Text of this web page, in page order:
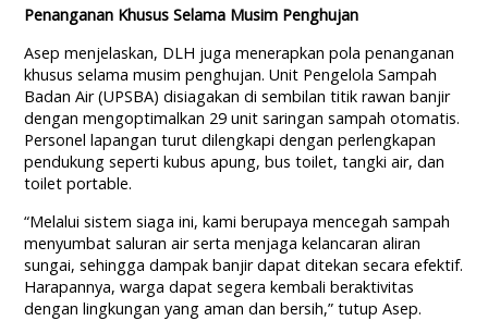
Penanganan Khusus Selama Musim Penghujan
Asep menjelaskan, DLH juga menerapkan pola penanganan
khusus selama musim penghujan. Unit Pengelola Sampah
Badan Air (UPSBA) disiagakan di sembilan titik rawan banjir
dengan mengoptimalkan 29 unit saringan sampah otomatis.
Personel lapangan turut dilengkapi dengan perlengkapan
pendukung seperti kubus apung, bus toilet, tangki air, dan
toilet portable.
“Melalui sistem siaga ini, kami berupaya mencegah sampah
menyumbat saluran air serta menjaga kelancaran aliran
sungai, sehingga dampak banjir dapat ditekan secara efektif.
Harapannya, warga dapat segera kembali beraktivitas
dengan lingkungan yang aman dan bersih,” tutup Asep.